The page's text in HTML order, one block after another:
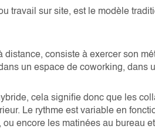
travail sur site, est le modèle
distance, consiste à exercer son
un espace de coworking, dans
cela signifie donc que les
Le rythme est variable en
encore les matinées au bureau